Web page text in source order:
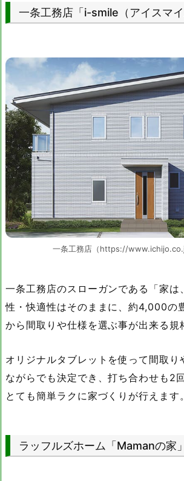
一条工務店「i-smile（アイスマイ
一条工務店（https://
一条工務店のスローガンである「家は
性・快適性はそのままに、約4,000の
から間取りや仕様を選ぶ事が出来る規
オリジナルタブレットを使って間取り
ながらでも決定でき、打ち合わせも2
とても簡単ラクに家づくりが行えます。
ラッフルズホーム「Mamanの家」